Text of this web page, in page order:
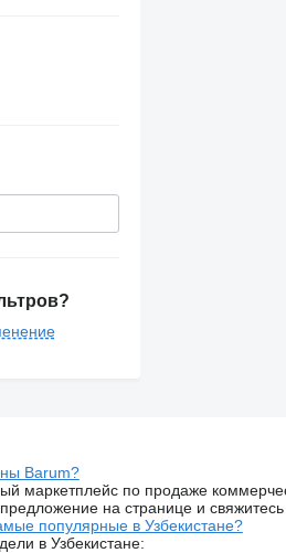
Barum?
маркетплейс по продаже
на странице и
популярные в Узбекистане?
в Узбекистане: